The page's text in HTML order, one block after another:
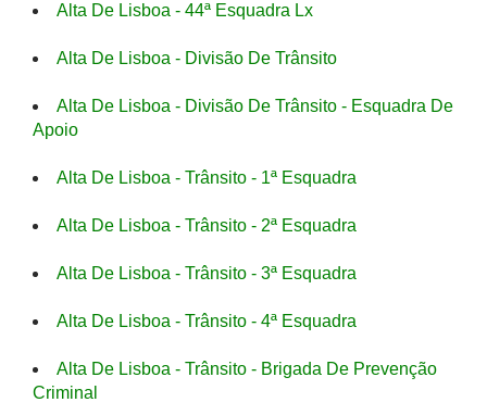
Alta De Lisboa - 44ª Esquadra Lx
Alta De Lisboa - Divisão De Trânsito
Alta De Lisboa - Divisão De Trânsito - Esquadra De
Apoio
Alta De Lisboa - Trânsito - 1ª Esquadra
Alta De Lisboa - Trânsito - 2ª Esquadra
Alta De Lisboa - Trânsito - 3ª Esquadra
Alta De Lisboa - Trânsito - 4ª Esquadra
Alta De Lisboa - Trânsito - Brigada De Prevenção
Criminal